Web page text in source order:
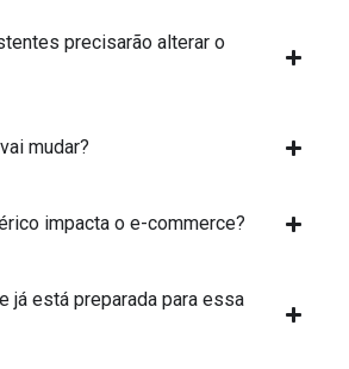
precisarão alterar o
mudar?
impacta o e-commerce?
já está preparada para essa